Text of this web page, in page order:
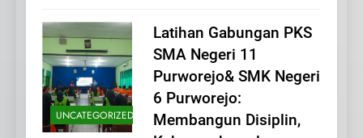
UNCATEGORIZED
Latihan Gabungan PKS
SMA Negeri 11
Purworejo& SMK Negeri
6 Purworejo:
Membangun Disiplin,